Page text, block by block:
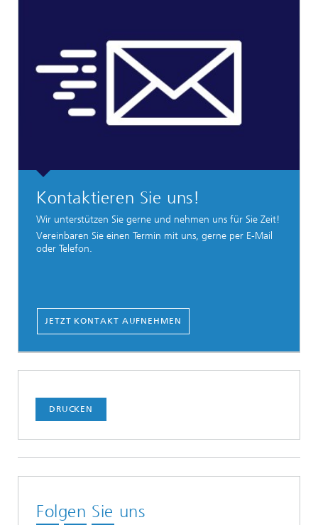
Kontaktieren Sie uns!
Wir unterstützen Sie gerne und nehmen uns für Sie Zeit!
Vereinbaren Sie einen Termin mit uns, gerne per E-Mail
oder Telefon.
JETZT KONTAKT AUFNEHMEN
DRUCKEN
Folgen Sie uns